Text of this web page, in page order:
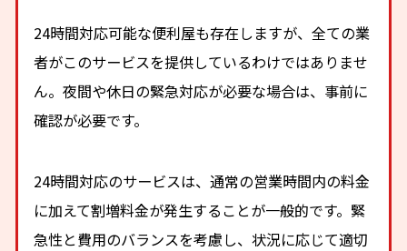
24時間対応可能な便利屋も存在しますが、全ての業
者がこのサービスを提供しているわけではありませ
ん。夜間や休日の緊急対応が必要な場合は、事前に
確認が必要です。
24時間対応のサービスは、通常の営業時間内の料金
に加えて割増料金が発生することが一般的です。緊
急性と費用のバランスを考慮し、状況に応じて適切